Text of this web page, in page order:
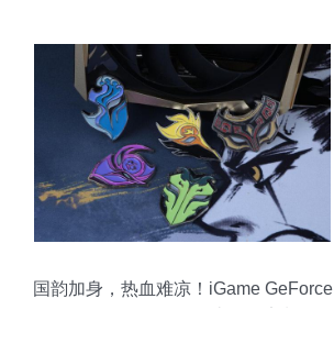
国韵加身，热血难凉！iGame GeForce